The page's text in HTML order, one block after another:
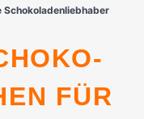
FÜR